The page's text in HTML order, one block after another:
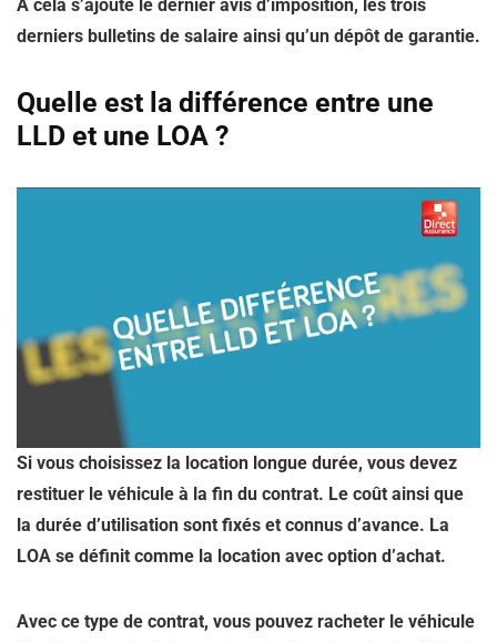
À cela s’ajoute le dernier avis d’imposition, les trois
derniers bulletins de salaire ainsi qu’un dépôt de garantie.
Quelle est la différence entre une
LLD et une LOA ?
Si vous choisissez la location longue durée, vous devez
restituer le véhicule à la fin du contrat. Le coût ainsi que
la durée d’utilisation sont fixés et connus d’avance. La
LOA se définit comme la location avec option d’achat.
Avec ce type de contrat, vous pouvez racheter le véhicule